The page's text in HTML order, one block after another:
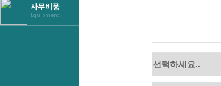
사무비품
Equipment